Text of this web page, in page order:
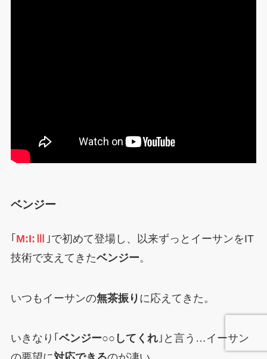
ベンジー
｢ M:I:Ⅲ ｣で初めて登場し、以来ずっとイーサンをIT
技術で支えてきたベンジー。
いつもイーサンの無茶振り に応えてきた。
いきなり｢ ベンジー○○してくれ｣と言う…イーサン